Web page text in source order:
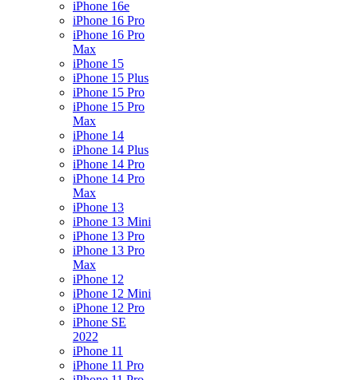
iPhone 16e
iPhone 16 Pro
iPhone 16 Pro
Max
iPhone 15
iPhone 15 Plus
iPhone 15 Pro
iPhone 15 Pro
Max
iPhone 14
iPhone 14 Plus
iPhone 14 Pro
iPhone 14 Pro
Max
iPhone 13
iPhone 13 Mini
iPhone 13 Pro
iPhone 13 Pro
Max
iPhone 12
iPhone 12 Mini
iPhone 12 Pro
iPhone SE
2022
iPhone 11
iPhone 11 Pro